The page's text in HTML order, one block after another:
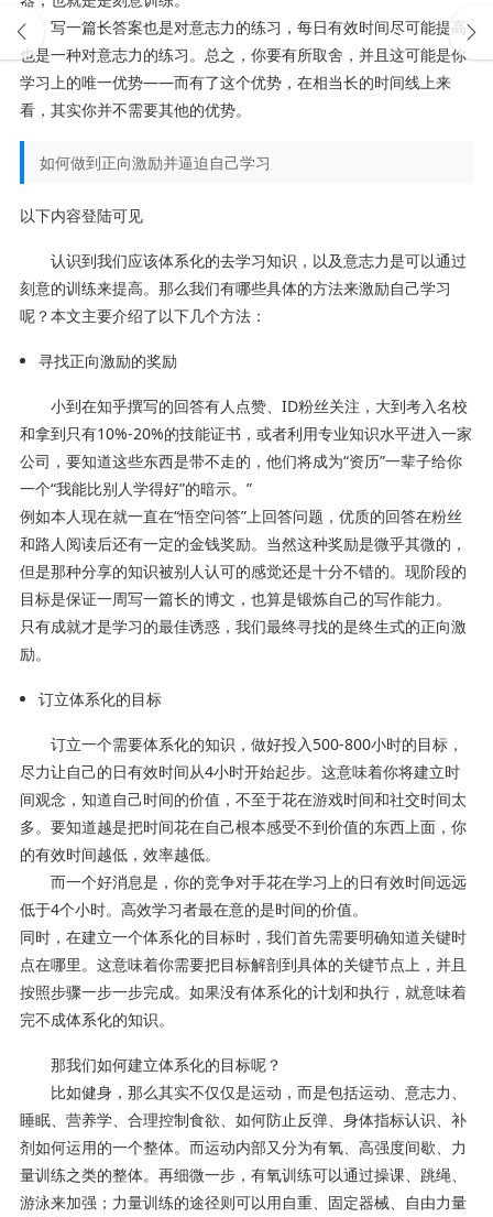
写一篇长答案也是对意志力的练习，每日有效时间尽可能提高
也是一种对意志力的练习。总之，你要有所取舍，并且这可能是你
学习上的唯一优势——而有了这个优势，在相当长的时间线上来
看，其实你并不需要其他的优势。
如何做到正向激励并逼迫自己学习
以下内容登陆可见
认识到我们应该体系化的去学习知识，以及意志力是可以通过
刻意的训练来提高。那么我们有哪些具体的方法来激励自己学习
呢？本文主要介绍了以下几个方法：
寻找正向激励的奖励
小到在知乎撰写的回答有人点赞、ID粉丝关注，大到考入名校
和拿到只有10%-20%的技能证书，或者利用专业知识水平进入一家
公司，要知道这些东西是带不走的，他们将成为“资历”一辈子给你
一个“我能比别人学得好”的暗示。”
例如本人现在就一直在“悟空问答”上回答问题，优质的回答在粉丝
和路人阅读后还有一定的金钱奖励。当然这种奖励是微乎其微的，
但是那种分享的知识被别人认可的感觉还是十分不错的。现阶段的
目标是保证一周写一篇长的博文，也算是锻炼自己的写作能力。
只有成就才是学习的最佳诱惑，我们最终寻找的是终生式的正向激
励。
订立体系化的目标
订立一个需要体系化的知识，做好投入500-800小时的目标，
尽力让自己的日有效时间从4小时开始起步。这意味着你将建立时
间观念，知道自己时间的价值，不至于花在游戏时间和社交时间太
多。要知道越是把时间花在自己根本感受不到价值的东西上面，你
的有效时间越低，效率越低。
而一个好消息是，你的竞争对手花在学习上的日有效时间远远
低于4个小时。高效学习者最在意的是时间的价值。
同时，在建立一个体系化的目标时，我们首先需要明确知道关键时
点在哪里。这意味着你需要把目标解剖到具体的关键节点上，并且
按照步骤一步一步完成。如果没有体系化的计划和执行，就意味着
完不成体系化的知识。
那我们如何建立体系化的目标呢？
比如健身，那么其实不仅仅是运动，而是包括运动、意志力、
睡眠、营养学、合理控制食欲、如何防止反弹、身体指标认识、补
剂如何运用的一个整体。而运动内部又分为有氧、高强度间歇、力
量训练之类的整体。再细微一步，有氧训练可以通过操课、跳绳、
游泳来加强；力量训练的途径则可以用自重、固定器械、自由力量